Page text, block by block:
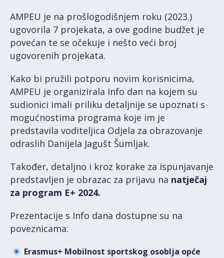
AMPEU je na prošlogodišnjem roku (2023.)
ugovorila 7 projekata, a ove godine budžet je
povećan te se očekuje i nešto veći broj
ugovorenih projekata.
Kako bi pružili potporu novim korisnicima,
AMPEU je organizirala Info dan na kojem su
sudionici imali priliku detaljnije se upoznati s
mogućnostima programa koje im je
predstavila voditeljica Odjela za obrazovanje
odraslih Danijela Jagušt Šumljak.
Također, detaljno i kroz korake za ispunjavanje
predstavljen je obrazac za prijavu na natječaj
za program E+ 2024.
Prezentacije s Info dana dostupne su na
poveznicama:
Erasmus+ Mobilnost sportskog osoblja opće